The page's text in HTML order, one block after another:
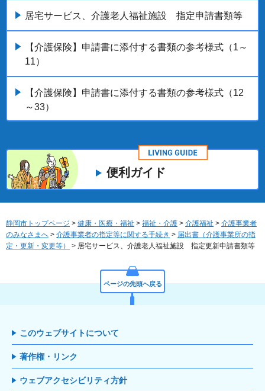
居宅サービス、介護老人福祉施設 指定申請書類等
【介護保険】申請書に添付する書類の参考様式（1～
11）
【介護保険】申請書に添付する書類の参考様式（12
～33）
便利ガイド
静岡市トップページ > 健康・医療・福祉 > 福祉・介護 > 介護福祉 > 介護事業者
のみなさまへ > 介護事業者の指定等に関する手続き > 届出書（介護事業所の指
定・更新・変更等）
> 居宅サービス、介護老人福祉施設 指定更新申請書類等
ページの先頭へ戻る
このウェブサイトについて
著作権・リンク
ウェブアクセシビリティ方針